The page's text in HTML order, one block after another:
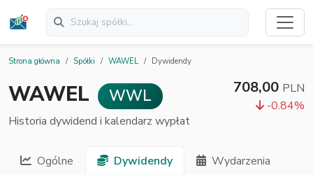
Strona główna Spółki WAWEL Dywidendy
WAWEL WWL 708,00 PLN
-0.84%
Historia dywidend i kalendarz wypłat
Ogólne Dywidendy Wydarzenia